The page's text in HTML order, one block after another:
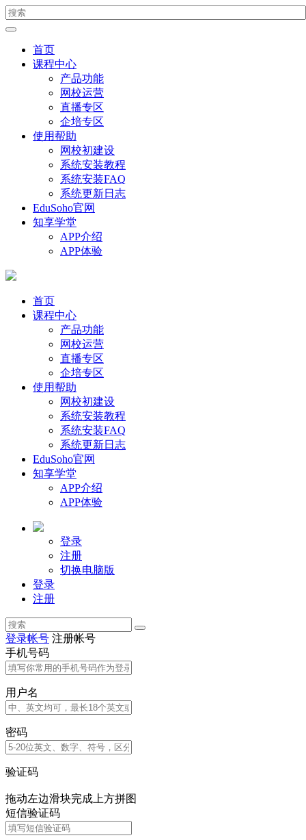
首页
课程中心
产品功能
网校运营
直播专区
企培专区
使用帮助
网校初建设
系统安装教程
系统安装FAQ
系统更新日志
EduSoho官网
知享学堂
APP介绍
APP体验
首页
课程中心
产品功能
网校运营
直播专区
企培专区
使用帮助
网校初建设
系统安装教程
系统安装FAQ
系统更新日志
EduSoho官网
知享学堂
APP介绍
APP体验
登录
注册
切换电脑版
登录
注册
登录帐号 注册帐号
手机号码
用户名
密码
验证码
拖动左边滑块完成上方拼图
短信验证码